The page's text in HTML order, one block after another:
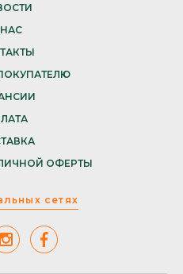
ОФЕРТЫ
сетях